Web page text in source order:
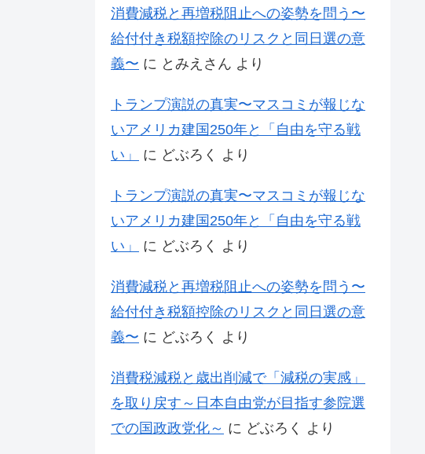
消費減税と再増税阻止への姿勢を問う〜
給付付き税額控除のリスクと同日選の意
義〜 に とみえさん より
トランプ演説の真実〜マスコミが報じな
いアメリカ建国250年と「自由を守る戦
い」
に どぶろく より
トランプ演説の真実〜マスコミが報じな
いアメリカ建国250年と「自由を守る戦
い」
に どぶろく より
消費減税と再増税阻止への姿勢を問う〜
給付付き税額控除のリスクと同日選の意
義〜 に どぶろく より
消費税減税と歳出削減で「減税の実感」
を取り戻す～日本自由党が目指す参院選
での国政政党化～ に どぶろく より